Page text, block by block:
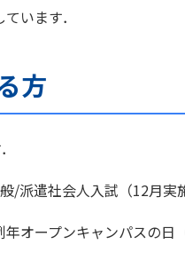
います．
方
派遣社会人入試（12月実
オープンキャンパスの日